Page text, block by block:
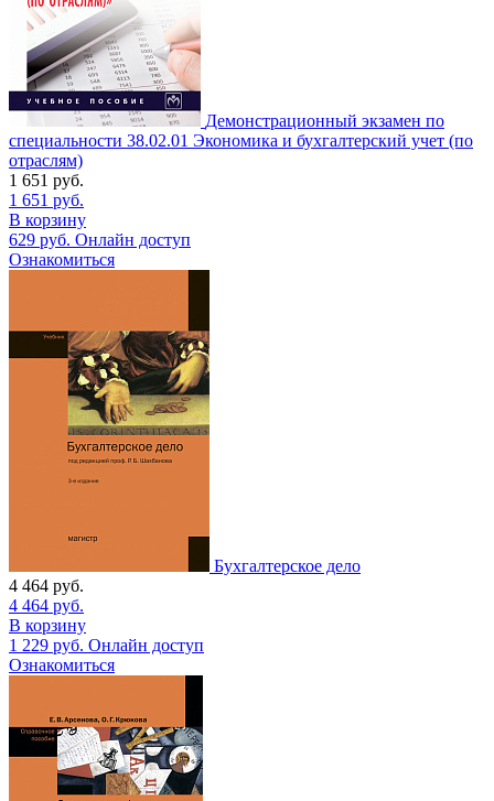
Демонстрационный экзамен по
специальности 38.02.01 Экономика и бухгалтерский учет (по
отраслям)
1 651 руб.
1 651 руб.
В корзину
629 руб. Онлайн доступ
Ознакомиться
Бухгалтерское дело
4 464 руб.
4 464 руб.
В корзину
1 229 руб. Онлайн доступ
Ознакомиться